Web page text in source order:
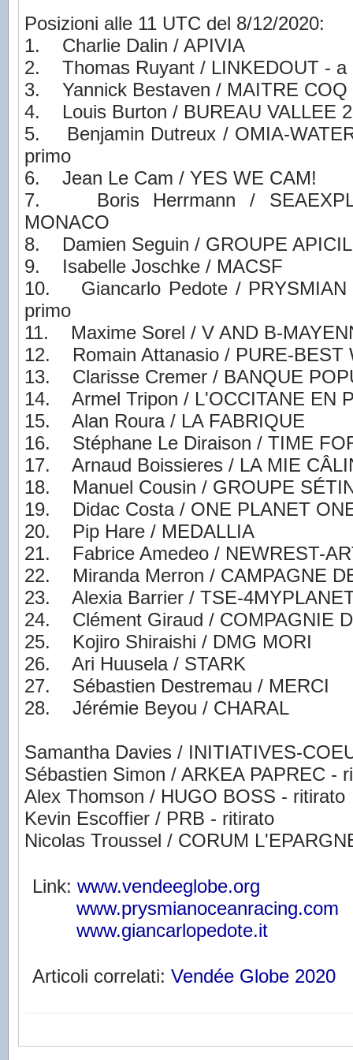
Posizioni alle 11 UTC del 8/12/2020:
1. Charlie Dalin / APIVIA
2. Thomas Ruyant / LINKEDOUT - a
3. Yannick Bestaven / MAITRE COQ
4. Louis Burton / BUREAU VALLEE
5. Benjamin Dutreux / OMIA-
primo
6. Jean Le Cam / YES WE CAM!
7. Boris Herrmann /
MONACO
8. Damien Seguin / GROUPE APICIL
9. Isabelle Joschke / MACSF
10. Giancarlo Pedote / PRYSMIAN
primo
11. Maxime Sorel / V AND B-
12. Romain Attanasio / PURE-BEST
13. Clarisse Cremer / BANQUE
14. Armel Tripon / L'OCCITANE EN
15. Alan Roura / LA FABRIQUE
16. Stéphane Le Diraison / TIME
17. Arnaud Boissieres / LA MIE
18. Manuel Cousin / GROUPE
19. Didac Costa / ONE PLANET
20. Pip Hare / MEDALLIA
21. Fabrice Amedeo / NEWREST-
22. Miranda Merron / CAMPAGNE
23. Alexia Barrier / TSE-
24. Clément Giraud / COMPAGNIE
25. Kojiro Shiraishi / DMG MORI
26. Ari Huusela / STARK
27. Sébastien Destremau / MERCI
28. Jérémie Beyou / CHARAL
Samantha Davies / INITIATIVES-
Sébastien Simon / ARKEA PAPREC -
Alex Thomson / HUGO BOSS - ritirato
Kevin Escoffier / PRB - ritirato
Nicolas Troussel / CORUM
Link: www.vendeeglobe.org
www.prysmianoceanracing.com
www.giancarlopedote.it
Articoli correlati: Vendée Globe 2020